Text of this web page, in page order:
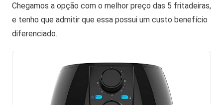
Chegamos a opção com o melhor preço das 5 fritadeiras,
e tenho que admitir que essa possui um custo benefício
diferenciado.